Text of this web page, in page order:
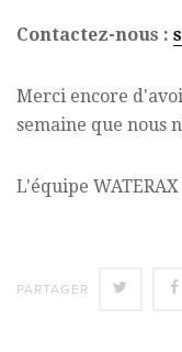
Contactez-nous :
Merci encore
semaine que nous
L'équipe WATERAX
PARTAGER SHARE